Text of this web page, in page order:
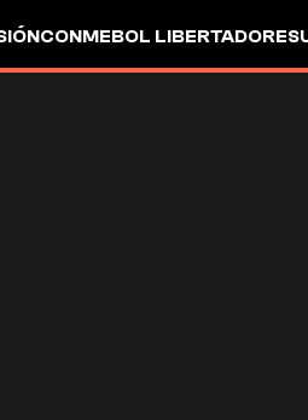
CONMEBOL LIBERTADORES